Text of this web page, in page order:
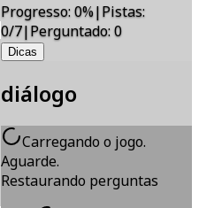
Progresso:0%|Pistas:
0/7|Perguntado:0
Dicas
diálogo
Carregando o jogo.
Aguarde.
Restaurando perguntas